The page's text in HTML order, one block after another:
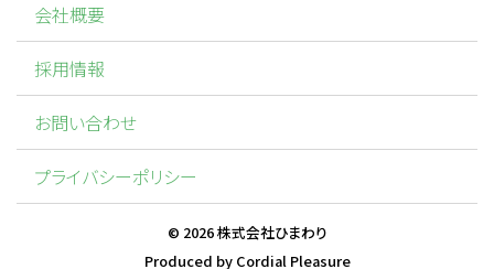
会社概要
採用情報
お問い合わせ
プライバシーポリシー
© 2026株式会社ひまわり
Produced by Cordial Pleasure